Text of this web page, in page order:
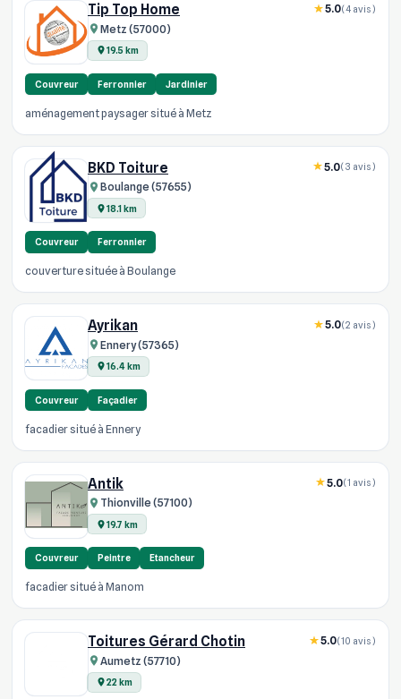
Tip Top Home
Metz (57000)
19.5 km
5.0(4 avis)
Couvreur Ferronnier Jardinier
aménagement paysager situé à Metz
BKD Toiture
Boulange (57655)
18.1 km
5.0(3 avis)
Couvreur Ferronnier
couverture située à Boulange
Ayrikan
Ennery (57365)
16.4 km
5.0(2 avis)
Couvreur Façadier
facadier situé à Ennery
Antik
Thionville (57100)
19.7 km
5.0(1 avis)
Couvreur Peintre Etancheur
facadier situé à Manom
Toitures Gérard Chotin
Aumetz (57710)
22 km
5.0(10 avis)